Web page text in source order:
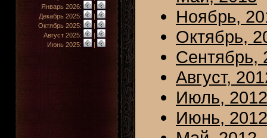
Январь 2026:
|
Декабрь 2025:
|
Октябрь 2025:
|
Август 2025:
|
Июнь 2025:
|
Ноябрь,
Октябрь,
Сентябрь,
Август,
Июль, 2012
Июнь, 2012